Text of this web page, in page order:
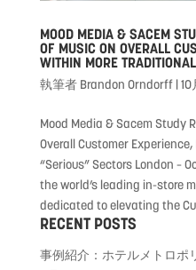
MOOD MEDIA & SACEM
OF MUSIC ON OVERALL
WITHIN MORE
執筆者 Brandon Orndorff|10
Mood Media & Sacem Study
Overall Customer
“Serious” Sectors London –
the world’s leading in-store
dedicated to elevating the
RECENT POSTS
事例紹介：ホテルメトロポ